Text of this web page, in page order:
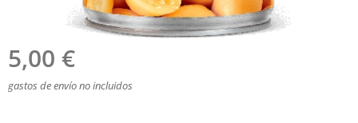
5,00 €
gastos de envío no incluidos